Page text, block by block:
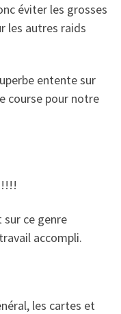
éviter les grosses
les autres raids
entente sur
course pour notre
sur ce genre
accompli.
les cartes et